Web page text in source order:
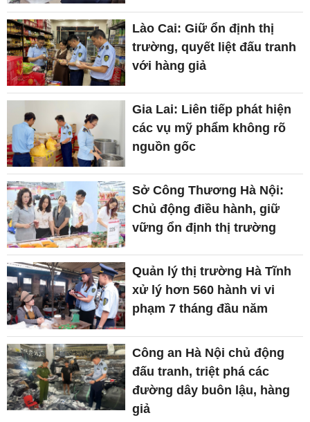
Lào Cai: Giữ ổn định thị
trường, quyết liệt đấu tranh
với hàng giả
Gia Lai: Liên tiếp phát hiện
các vụ mỹ phẩm không rõ
nguồn gốc
Sở Công Thương Hà Nội:
Chủ động điều hành, giữ
vững ổn định thị trường
Quản lý thị trường Hà Tĩnh
xử lý hơn 560 hành vi vi
phạm 7 tháng đầu năm
Công an Hà Nội chủ động
đấu tranh, triệt phá các
đường dây buôn lậu, hàng
giả